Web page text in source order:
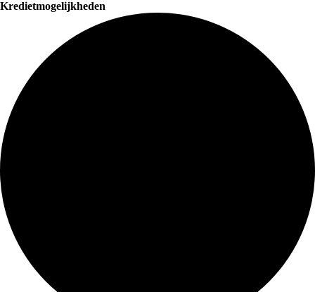
Kredietmogelijkheden